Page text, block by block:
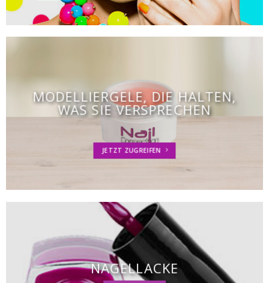
MODELLIERGELE, DIE HALTEN,
WAS SIE VERSPRECHEN
JETZT ZUGREIFEN
NAGELLACKE